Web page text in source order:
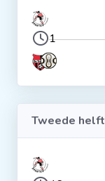
1
Tweede helft